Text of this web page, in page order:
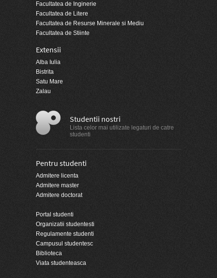
Facultatea de Inginerie
Facultatea de Litere
Facultatea de Resurse Minerale si Mediu
Facultatea de Stiinte
Extensii
Alba Iulia
Bistrita
Satu Mare
Zalau
Studentii nostri
Lista celor mai utilizate legaturi de catre
studenti
Pentru studenti
Admitere licenta
Admitere master
Admitere doctorat
Portal studenti
Organizatii studentesti
Regulamente studenti
Campusul studentesc
Biblioteca
Viata studenteasca